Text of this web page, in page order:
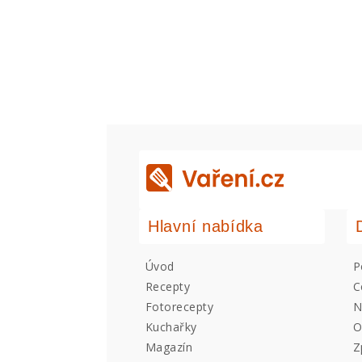
Hlavní nabídka
Úvod
Recepty
Fotorecepty
Kuchařky
Magazín